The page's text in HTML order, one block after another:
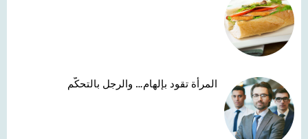
المرأة تقود بإلهام… والرجل بالتحكّم